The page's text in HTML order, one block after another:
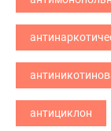
антициклон